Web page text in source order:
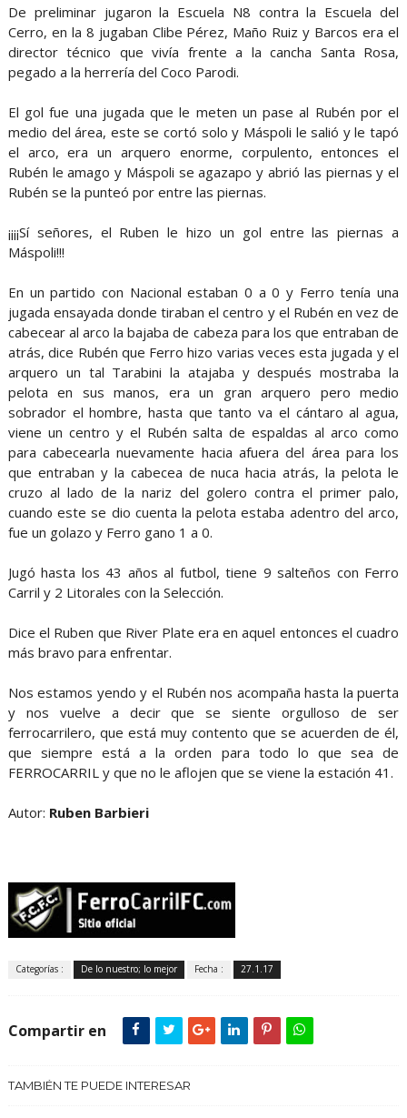
De preliminar jugaron la Escuela N8 contra la Escuela del
Cerro, en la 8 jugaban Clibe Pérez, Maño Ruiz y Barcos era el
director técnico que vivía frente a la cancha Santa Rosa,
pegado a la herrería del Coco Parodi.
El gol fue una jugada que le meten un pase al Rubén por el
medio del área, este se cortó solo y Máspoli le salió y le tapó
el arco, era un arquero enorme, corpulento, entonces el
Rubén le amago y Máspoli se agazapo y abrió las piernas y el
Rubén se la punteó por entre las piernas.
¡¡¡¡Sí señores, el Ruben le hizo un gol entre las piernas a
Máspoli!!!
En un partido con Nacional estaban 0 a 0 y Ferro tenía una
jugada ensayada donde tiraban el centro y el Rubén en vez de
cabecear al arco la bajaba de cabeza para los que entraban de
atrás, dice Rubén que Ferro hizo varias veces esta jugada y el
arquero un tal Tarabini la atajaba y después mostraba la
pelota en sus manos, era un gran arquero pero medio
sobrador el hombre, hasta que tanto va el cántaro al agua,
viene un centro y el Rubén salta de espaldas al arco como
para cabecearla nuevamente hacia afuera del área para los
que entraban y la cabecea de nuca hacia atrás, la pelota le
cruzo al lado de la nariz del golero contra el primer palo,
cuando este se dio cuenta la pelota estaba adentro del arco,
fue un golazo y Ferro gano 1 a 0.
Jugó hasta los 43 años al futbol, tiene 9 salteños con Ferro
Carril y 2 Litorales con la Selección.
Dice el Ruben que River Plate era en aquel entonces el cuadro
más bravo para enfrentar.
Nos estamos yendo y el Rubén nos acompaña hasta la puerta
y nos vuelve a decir que se siente orgulloso de ser
ferrocarrilero, que está muy contento que se acuerden de él,
que siempre está a la orden para todo lo que sea de
FERROCARRIL y que no le aflojen que se viene la estación 41.
Autor: Ruben Barbieri
Categorías : De lo nuestro; lo mejor Fecha : 27.1.17
Compartir en
TAMBIÉN TE PUEDE INTERESAR